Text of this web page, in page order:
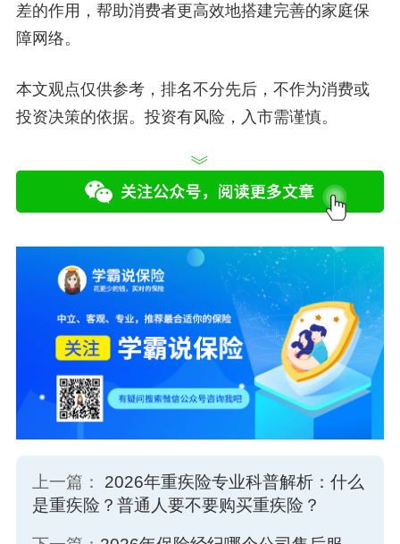
差的作用，帮助消费者更高效地搭建完善的家庭保
障网络。
本文观点仅供参考，排名不分先后，不作为消费或
投资决策的依据。投资有风险，入市需谨慎。
上一篇： 2026年重疾险专业科普解析：什么
是重疾险？普通人要不要购买重疾险？